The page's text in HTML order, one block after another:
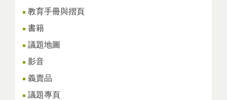
教育手冊與摺頁
書籍
議題地圖
影音
義賣品
議題專頁